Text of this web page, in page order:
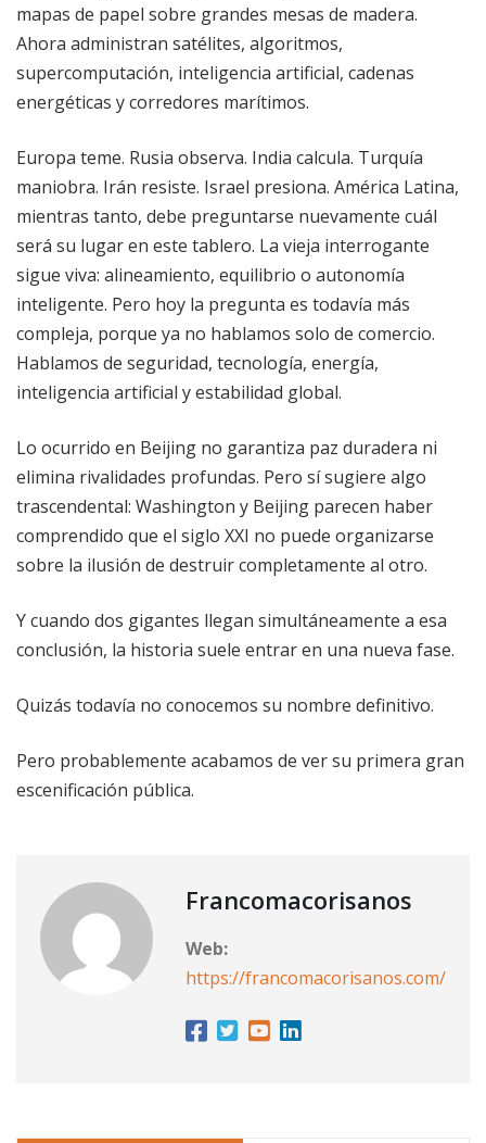
mapas de papel sobre grandes mesas de madera.
Ahora administran satélites, algoritmos,
supercomputación, inteligencia artificial, cadenas
energéticas y corredores marítimos.
Europa teme. Rusia observa. India calcula. Turquía
maniobra. Irán resiste. Israel presiona. América Latina,
mientras tanto, debe preguntarse nuevamente cuál
será su lugar en este tablero. La vieja interrogante
sigue viva: alineamiento, equilibrio o autonomía
inteligente. Pero hoy la pregunta es todavía más
compleja, porque ya no hablamos solo de comercio.
Hablamos de seguridad, tecnología, energía,
inteligencia artificial y estabilidad global.
Lo ocurrido en Beijing no garantiza paz duradera ni
elimina rivalidades profundas. Pero sí sugiere algo
trascendental: Washington y Beijing parecen haber
comprendido que el siglo XXI no puede organizarse
sobre la ilusión de destruir completamente al otro.
Y cuando dos gigantes llegan simultáneamente a esa
conclusión, la historia suele entrar en una nueva fase.
Quizás todavía no conocemos su nombre definitivo.
Pero probablemente acabamos de ver su primera gran
escenificación pública.
Francomacorisanos
Web:
https://francomacorisanos.com/